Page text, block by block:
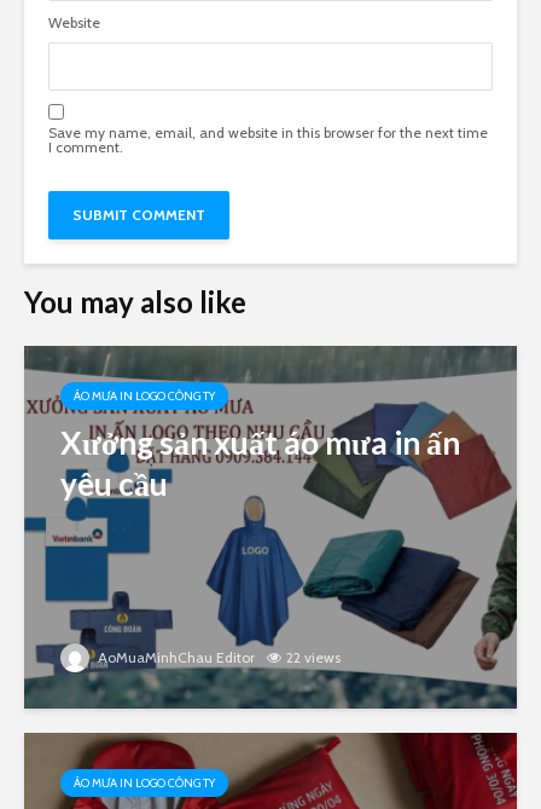
Website
Save my name, email, and website in this browser for the next time
I comment.
You may also like
ÁO MƯA IN LOGO CÔNG TY
Xưởng sản xuất áo mưa in ấn
yêu cầu
AoMuaMinhChau Editor 22 views
ÁO MƯA IN LOGO CÔNG TY